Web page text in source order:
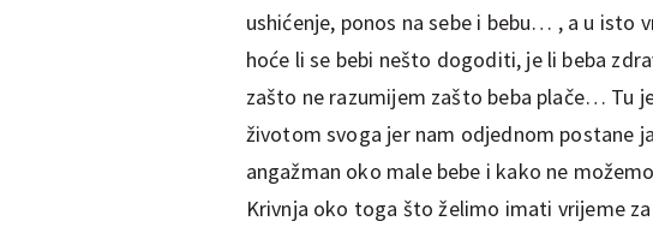
ushićenje, ponos na sebe i bebu… , a u isto
hoće li se bebi nešto dogoditi, je li beba
zašto ne razumijem zašto beba plače… Tu
životom svoga jer nam odjednom postane
angažman oko male bebe i kako ne
Krivnja oko toga što želimo imati vrijeme